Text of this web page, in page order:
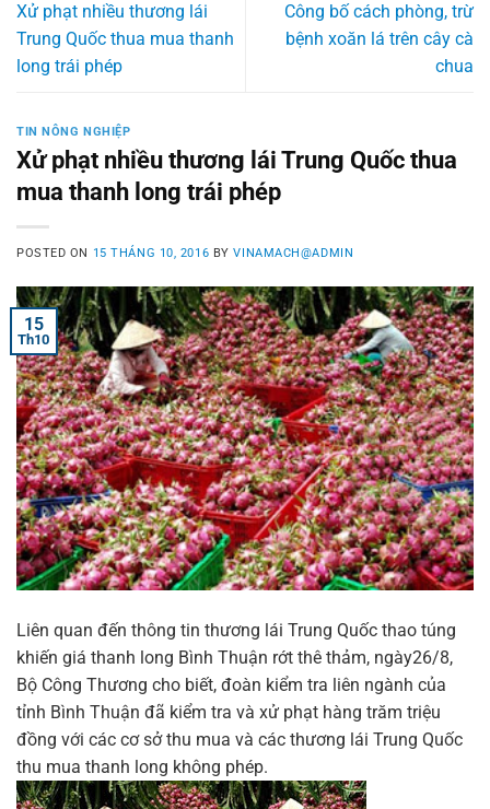
Xử phạt nhiều thương lái
Trung Quốc thua mua thanh
long trái phép
Công bố cách phòng, trừ
bệnh xoăn lá trên cây cà
chua
TIN NÔNG NGHIỆP
Xử phạt nhiều thương lái Trung Quốc thua
mua thanh long trái phép
POSTED ON 15 THÁNG 10, 2016 BYVINAMACH@ADMIN
15
Th10
Liên quan đến thông tin thương lái Trung Quốc thao túng
khiến giá thanh long Bình Thuận rớt thê thảm, ngày26/8,
Bộ Công Thương cho biết, đoàn kiểm tra liên ngành của
tỉnh Bình Thuận đã kiểm tra và xử phạt hàng trăm triệu
đồng với các cơ sở thu mua và các thương lái Trung Quốc
thu mua thanh long không phép.